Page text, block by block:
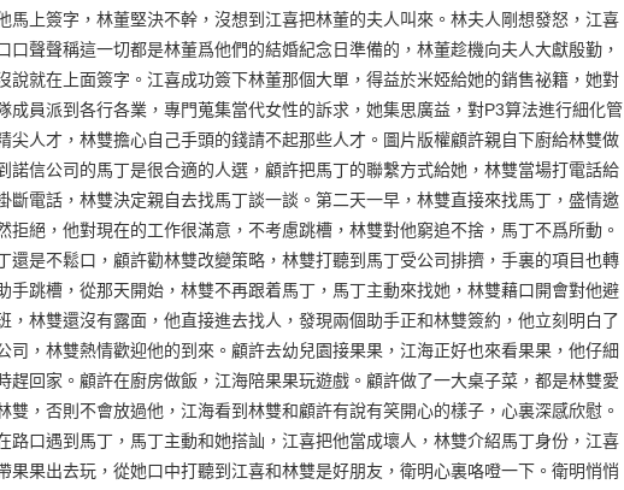
馬上簽字，林董堅決不幹，沒想到江喜把林董的夫人叫來。林夫人剛想發怒，江喜
口聲聲稱這一切都是林董爲他們的結婚紀念日準備的，林董趁機向夫人大獻殷勤，
說就在上面簽字。江喜成功簽下林董那個大單，得益於米婭給她的銷售祕籍，她對
成員派到各行各業，專門蒐集當代女性的訴求，她集思廣益，對P3算法進行細化管
尖人才，林雙擔心自己手頭的錢請不起那些人才。圖片版權顧許親自下廚給林雙做
諾信公司的馬丁是很合適的人選，顧許把馬丁的聯繫方式給她，林雙當場打電話給
斷電話，林雙決定親自去找馬丁談一談。第二天一早，林雙直接來找馬丁，盛情邀
拒絕，他對現在的工作很滿意，不考慮跳槽，林雙對他窮追不捨，馬丁不爲所動。
還是不鬆口，顧許勸林雙改變策略，林雙打聽到馬丁受公司排擠，手裏的項目也轉
手跳槽，從那天開始，林雙不再跟着馬丁，馬丁主動來找她，林雙藉口開會對他避
，林雙還沒有露面，他直接進去找人，發現兩個助手正和林雙簽約，他立刻明白了
司，林雙熱情歡迎他的到來。顧許去幼兒園接果果，江海正好也來看果果，他仔細
趕回家。顧許在廚房做飯，江海陪果果玩遊戲。顧許做了一大桌子菜，都是林雙愛
雙，否則不會放過他，江海看到林雙和顧許有說有笑開心的樣子，心裏深感欣慰。
路口遇到馬丁，馬丁主動和她搭訕，江喜把他當成壞人，林雙介紹馬丁身份，江喜
果果出去玩，從她口中打聽到江喜和林雙是好朋友，衛明心裏咯噔一下。衛明悄悄